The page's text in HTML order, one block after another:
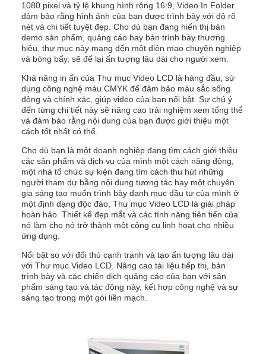
1080 pixel và tỷ lệ khung hình rộng 16:9, Video In Folder
đảm bảo rằng hình ảnh của bạn được trình bày với độ rõ
nét và chi tiết tuyệt đẹp. Cho dù bạn đang hiển thị bản
demo sản phẩm, quảng cáo hay bản trình bày thương
hiệu, thư mục này mang đến một diện mạo chuyên nghiệp
và bóng bẩy, sẽ để lại ấn tượng lâu dài cho người xem.
Khả năng in ấn của Thư mục Video LCD là hàng đầu, sử
dụng công nghệ màu CMYK để đảm bảo màu sắc sống
động và chính xác, giúp video của bạn nổi bật. Sự chú ý
đến từng chi tiết này sẽ nâng cao trải nghiệm xem tổng thể
và đảm bảo rằng nội dung của bạn được giới thiệu một
cách tốt nhất có thể.
Cho dù bạn là một doanh nghiệp đang tìm cách giới thiệu
các sản phẩm và dịch vụ của mình một cách năng động,
một nhà tổ chức sự kiện đang tìm cách thu hút những
người tham dự bằng nội dung tương tác hay một chuyên
gia sáng tạo muốn trình bày danh mục đầu tư của mình ở
một định dạng độc đáo, Thư mục Video LCD là giải pháp
hoàn hảo. Thiết kế đẹp mắt và các tính năng tiên tiến của
nó làm cho nó trở thành một công cụ linh hoạt cho nhiều
ứng dụng.
Nổi bật so với đối thủ cạnh tranh và tạo ấn tượng lâu dài
với Thư mục Video LCD. Nâng cao tài liệu tiếp thị, bản
trình bày và các chiến dịch quảng cáo của bạn với sản
phẩm sáng tạo và tác động này, kết hợp công nghệ và sự
sáng tạo trong một gói liền mạch.